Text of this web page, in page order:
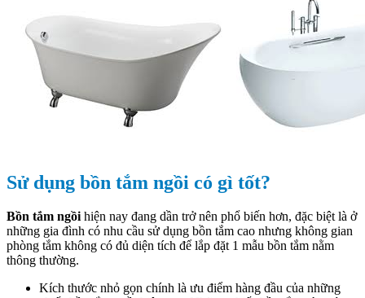
Sử dụng bồn tắm ngồi có gì tốt?
Bồn tắm ngồihiện nay đang dần trở nên phổ biến hơn, đặc biệt là ở
những gia đình có nhu cầu sử dụng bồn tắm cao nhưng không gian
phòng tắm không có đủ diện tích để lắp đặt 1 mẫu bồn tắm nằm
thông thường.
Kích thước nhỏ gọn chính là ưu điểm hàng đầu của những